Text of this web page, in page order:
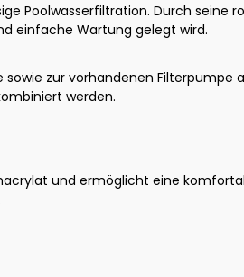
Poolwasserfiltration. Durch
einfache Wartung gelegt wird.
zur vorhandenen
werden.
und ermöglicht eine